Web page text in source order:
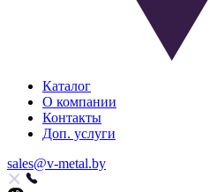
Каталог
О компании
Контакты
Доп. услуги
sales@v-metal.by